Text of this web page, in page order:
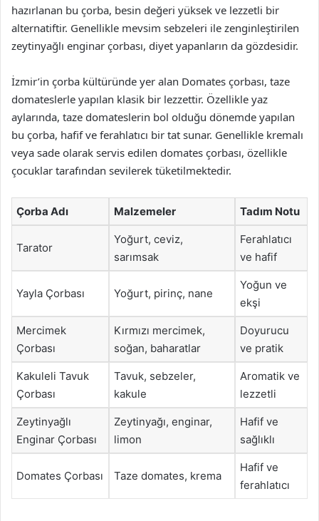
hazırlanan bu çorba, besin değeri yüksek ve lezzetli bir
alternatiftir. Genellikle mevsim sebzeleri ile zenginleştirilen
zeytinyağlı enginar çorbası, diyet yapanların da gözdesidir.
İzmir’in çorba kültüründe yer alan Domates çorbası, taze
domateslerle yapılan klasik bir lezzettir. Özellikle yaz
aylarında, taze domateslerin bol olduğu dönemde yapılan
bu çorba, hafif ve ferahlatıcı bir tat sunar. Genellikle kremalı
veya sade olarak servis edilen domates çorbası, özellikle
çocuklar tarafından sevilerek tüketilmektedir.
Çorba Adı Malzemeler Tadım Notu
Tarator
Yoğurt, ceviz,
sarımsak
Ferahlatıcı
ve hafif
Yayla Çorbası Yoğurt, pirinç, nane
Yoğun ve
ekşi
Mercimek
Çorbası
Kırmızı mercimek,
soğan, baharatlar
Doyurucu
ve pratik
Kakuleli Tavuk
Çorbası
Tavuk, sebzeler,
kakule
Aromatik ve
lezzetli
Zeytinyağlı
Enginar Çorbası
Zeytinyağı, enginar,
limon
Hafif ve
sağlıklı
Domates Çorbası Taze domates, krema
Hafif ve
ferahlatıcı